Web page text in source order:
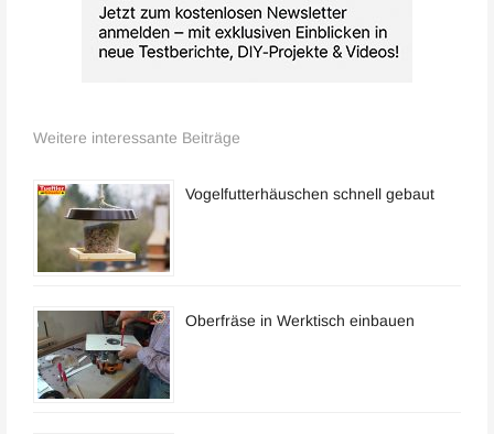
Weitere interessante Beiträge
Vogelfutterhäuschen schnell gebaut
Oberfräse in Werktisch einbauen